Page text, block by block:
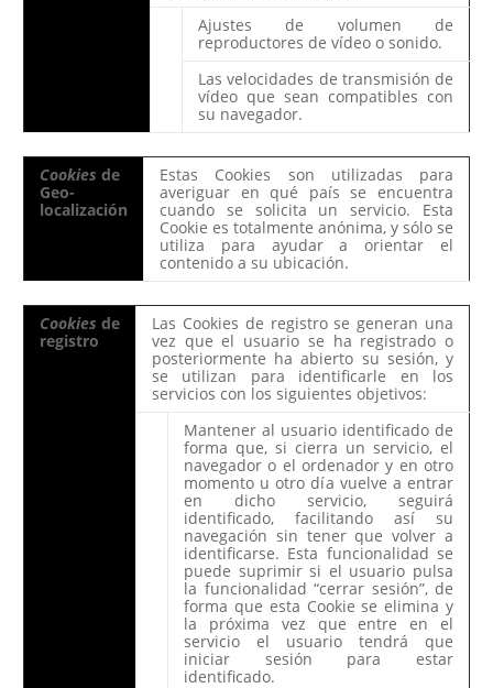
Ajustes de volumen de
reproductores de vídeo o sonido.
Las velocidades de transmisión de
vídeo que sean compatibles con
su navegador.
Cookies de
Geo-
localización
Estas Cookies son utilizadas para
averiguar en qué país se encuentra
cuando se solicita un servicio. Esta
Cookie es totalmente anónima, y sólo se
utiliza para ayudar a orientar el
contenido a su ubicación.
Cookies de
registro
Las Cookies de registro se generan una
vez que el usuario se ha registrado o
posteriormente ha abierto su sesión, y
se utilizan para identificarle en los
servicios con los siguientes objetivos:
Mantener al usuario identificado de
forma que, si cierra un servicio, el
navegador o el ordenador y en otro
momento u otro día vuelve a entrar
en dicho servicio, seguirá
identificado, facilitando así su
navegación sin tener que volver a
identificarse. Esta funcionalidad se
puede suprimir si el usuario pulsa
la funcionalidad “cerrar sesión”, de
forma que esta Cookie se elimina y
la próxima vez que entre en el
servicio el usuario tendrá que
iniciar sesión para estar
identificado.